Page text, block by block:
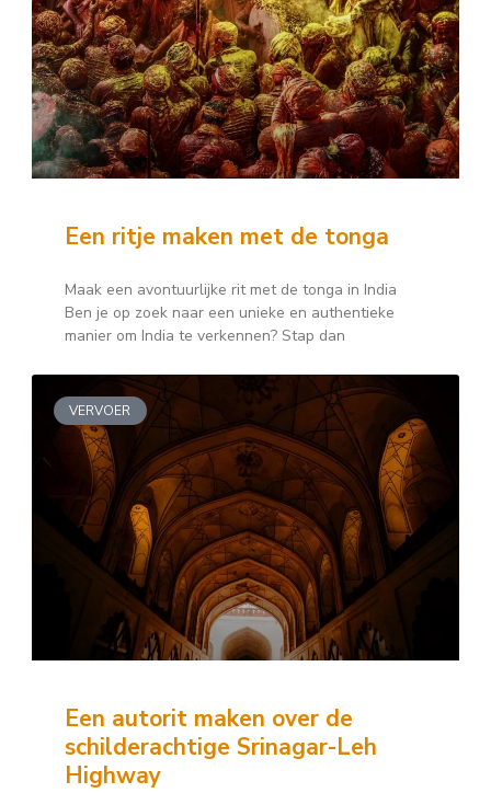
Een ritje maken met de tonga
Maak een avontuurlijke rit met de tonga in India
Ben je op zoek naar een unieke en authentieke
manier om India te verkennen? Stap dan
VERVOER
Een autorit maken over de
schilderachtige Srinagar-Leh
Highway